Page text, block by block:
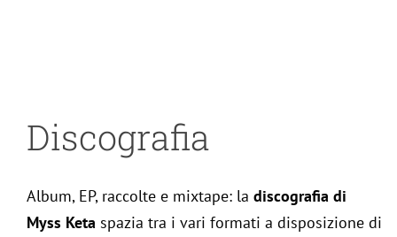
Discografia
Album, EP, raccolte e mixtape: la discografia di
Myss Keta spazia tra i vari formati a disposizione di